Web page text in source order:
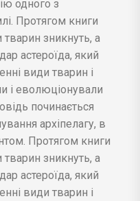
одного з
Протягом книги
зникнуть, а
астероїда, який
види тварин і
і еволюціонували
починається
архіпелагу, в
Протягом книги
зникнуть, а
астероїда, який
види тварин і